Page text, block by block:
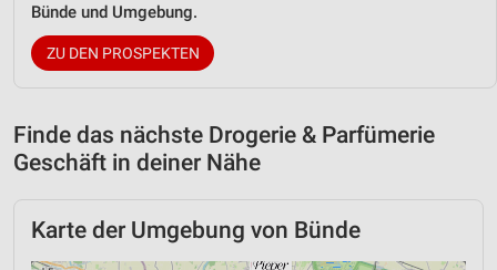
Bünde und Umgebung.
ZU DEN PROSPEKTEN
Finde das nächste Drogerie & Parfümerie
Geschäft in deiner Nähe
Karte der Umgebung von Bünde